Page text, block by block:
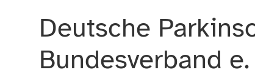
Deutsche
Bundesverband e.